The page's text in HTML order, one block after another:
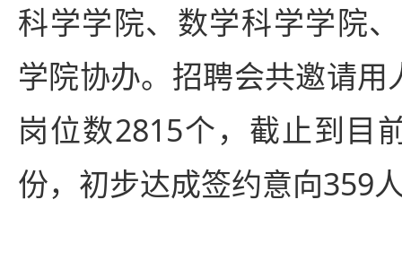
科学学院、数学科学学院
学院协办。招聘会共邀请
岗位数2815个，截止到目
份，初步达成签约意向359